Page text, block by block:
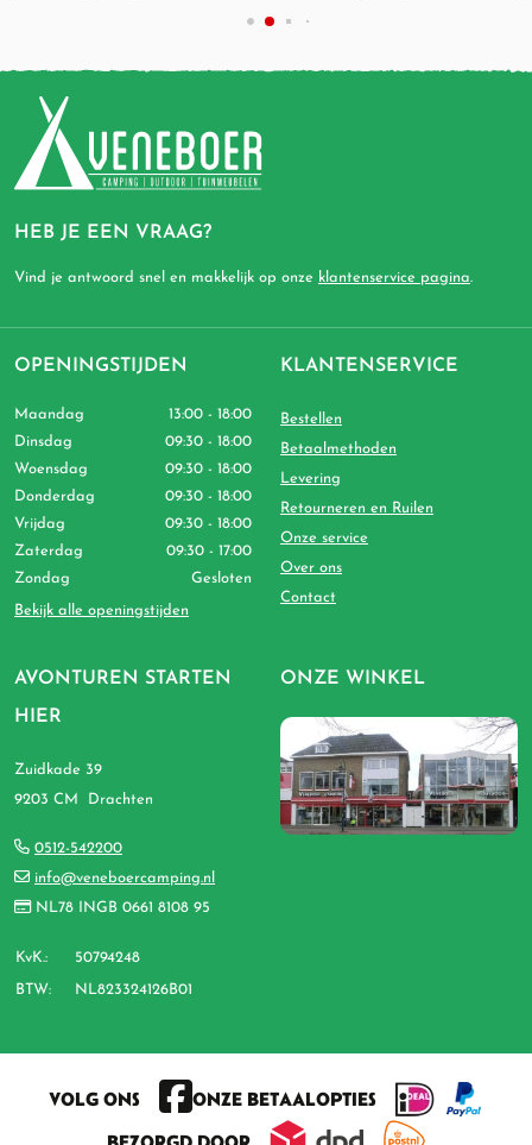
HEB JE EEN VRAAG?
Vind je antwoord snel en makkelijk op onze klantenservice pagina.
AVONTUREN STARTEN
HIER
Zuidkade 39
9203 CM Drachten
0512-542200
info@veneboercamping.nl
NL78 INGB 0661 8108 95
KvK.: 50794248
BTW: NL823324126B01
OPENINGSTIJDEN
Maandag
13:00 - 18:00
Dinsdag
09:30 - 18:00
Woensdag
09:30 - 18:00
Donderdag
09:30 - 18:00
Vrijdag
09:30 - 18:00
Zaterdag
09:30 - 17:00
Zondag
Gesloten
Bekijk alle openingstijden
KLANTENSERVICE
Bestellen
Betaalmethoden
Levering
Retourneren en Ruilen
Onze service
Over ons
Contact
ONZE WINKEL
VOLG ONS
ONZE BETAALOPTIES